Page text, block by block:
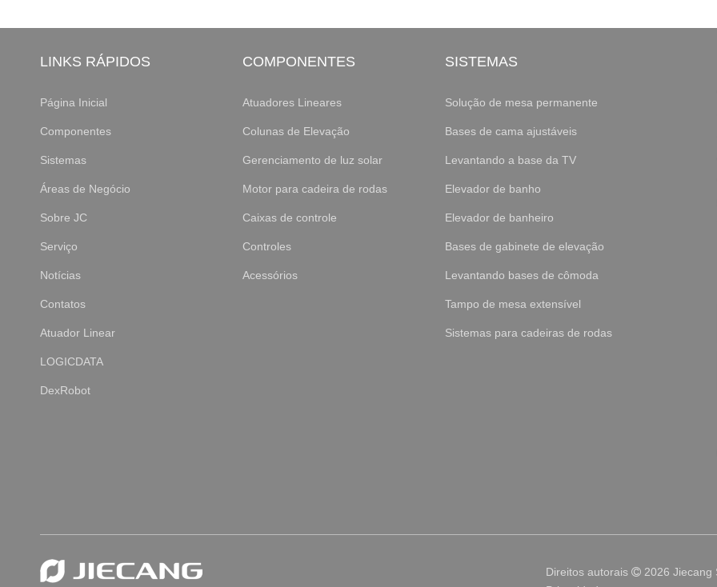
LINKS RÁPIDOS
Página Inicial
Componentes
Sistemas
Áreas de Negócio
Sobre JC
Serviço
Notícias
Contatos
Atuador Linear
LOGICDATA
DexRobot
COMPONENTES
Atuadores Lineares
Colunas de Elevação
Gerenciamento de luz solar
Motor para cadeira de rodas
Caixas de controle
Controles
Acessórios
SISTEMAS
Solução de mesa permanente
Bases de cama ajustáveis
Levantando a base da TV
Elevador de banho
Elevador de banheiro
Bases de gabinete de elevação
Levantando bases de cômoda
Tampo de mesa extensível
Sistemas para cadeiras de rodas
Direitos autorais  2026 Jiecang